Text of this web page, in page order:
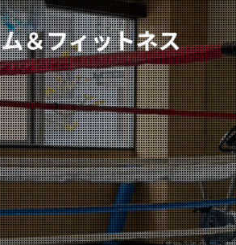
実戦コース
料金システム
選手紹介